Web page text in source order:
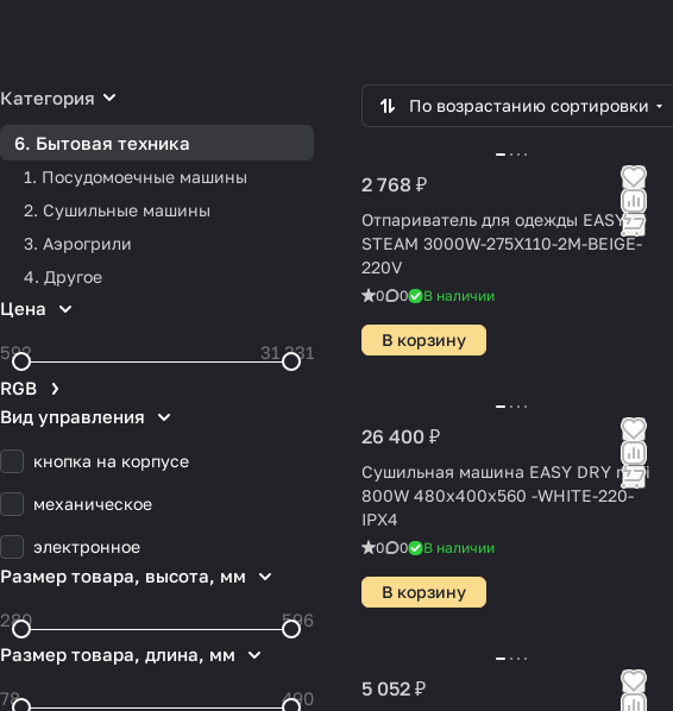
По возрастанию сортировки
2 768 ₽
Отпариватель для одежды EASY
STEAM 3000W-275X110-2M-BEIGE-
220V
0 0 В наличии
В корзину
26 400 ₽
Сушильная машина EASY DRY mini
800W 480x400x560 -WHITE-220-
IPX4
0 0 В наличии
В корзину
5 052 ₽
Категория
6. Бытовая техника
1. Посудомоечные машины
2. Сушильные машины
3. Аэрогрили
4. Другое
Цена
RGB
Вид управления
кнопка на корпусе
механическое
электронное
Размер товара, высота, мм
Размер товара, длина, мм